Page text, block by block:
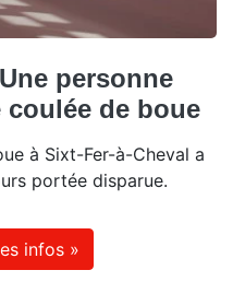
personne
de boue
à Sixt-Fer-à-Cheval a
portée disparue.
infos »